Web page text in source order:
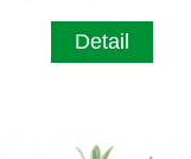
Detail